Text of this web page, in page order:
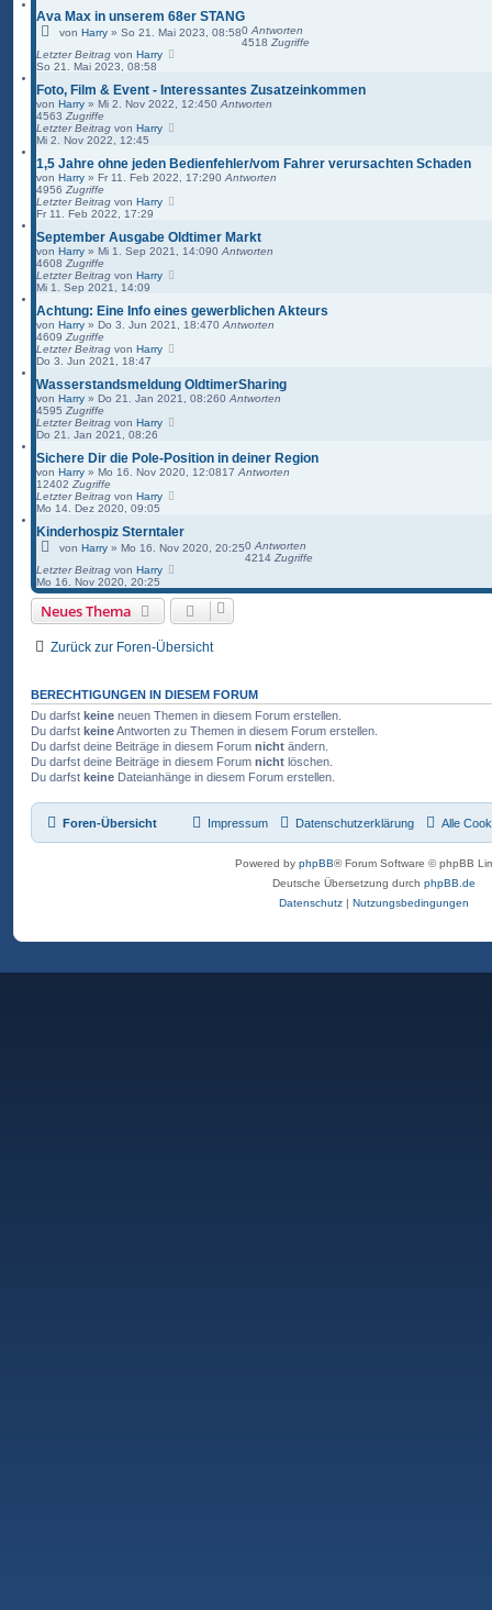
Ava Max in unserem 68er STANG
von Harry » So 21. Mai 2023, 08:580 Antworten
4518 Zugriffe
Letzter Beitrag von Harry
So 21. Mai 2023, 08:58
Foto, Film & Event - Interessantes Zusatzeinkommen
von Harry » Mi 2. Nov 2022, 12:450 Antworten
4563 Zugriffe
Letzter Beitrag von Harry
Mi 2. Nov 2022, 12:45
1,5 Jahre ohne jeden Bedienfehler/vom Fahrer verursachten Schaden
von Harry » Fr 11. Feb 2022, 17:290 Antworten
4956 Zugriffe
Letzter Beitrag von Harry
Fr 11. Feb 2022, 17:29
September Ausgabe Oldtimer Markt
von Harry » Mi 1. Sep 2021, 14:090 Antworten
4608 Zugriffe
Letzter Beitrag von Harry
Mi 1. Sep 2021, 14:09
Achtung: Eine Info eines gewerblichen Akteurs
von Harry » Do 3. Jun 2021, 18:470 Antworten
4609 Zugriffe
Letzter Beitrag von Harry
Do 3. Jun 2021, 18:47
Wasserstandsmeldung OldtimerSharing
von Harry » Do 21. Jan 2021, 08:260 Antworten
4595 Zugriffe
Letzter Beitrag von Harry
Do 21. Jan 2021, 08:26
Sichere Dir die Pole-Position in deiner Region
von Harry » Mo 16. Nov 2020, 12:0817 Antworten
12402 Zugriffe
Letzter Beitrag von Harry
Mo 14. Dez 2020, 09:05
Kinderhospiz Sterntaler
von Harry » Mo 16. Nov 2020, 20:250 Antworten
4214 Zugriffe
Letzter Beitrag von Harry
Mo 16. Nov 2020, 20:25
Neues Thema
Zurück zur Foren-Übersicht
BERECHTIGUNGEN IN DIESEM FORUM
Du darfst keine neuen Themen in diesem Forum erstellen.
Du darfst keineAntworten zu Themen in diesem Forum erstellen.
Du darfst deine Beiträge in diesem Forum nicht ändern.
Du darfst deine Beiträge in diesem Forum nicht löschen.
Du darfst keine Dateianhänge in diesem Forum erstellen.
Foren-Übersicht Alle
Datenschutzerklärung
Impressum
Powered by phpBB® Forum Software © phpBB
Deutsche Übersetzung durch phpBB.de
Datenschutz | Nutzungsbedingungen